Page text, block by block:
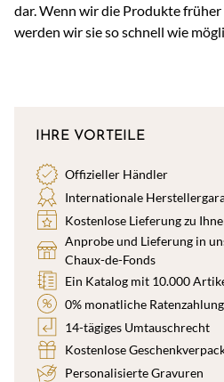
dar. Wenn wir die Produkte
werden wir sie so schnell wie
IHRE VORTEILE
Offizieller Händler
Internationale
Kostenlose Lieferung zu
Anprobe und Lieferung in
Chaux-de-Fonds
Ein Katalog mit 10.000
0% monatliche Ratenzahlung
14-tägiges Umtauschrecht
Kostenlose
Personalisierte Gravuren